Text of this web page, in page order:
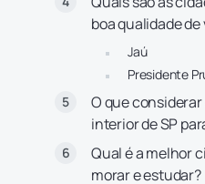
boa qualidade de
Jaú
Presidente
O que
interior de SP
Qual é a melhor
morar e estudar?